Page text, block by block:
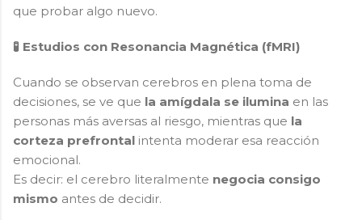
que probar algo nuevo.
🧪 Estudios con Resonancia Magnética (fMRI)
Cuando se observan cerebros en plena toma de
decisiones, se ve que la amígdala se ilumina en las
personas más aversas al riesgo, mientras que la
corteza prefrontal intenta moderar esa reacción
emocional.
Es decir: el cerebro literalmente negocia consigo
mismo antes de decidir.